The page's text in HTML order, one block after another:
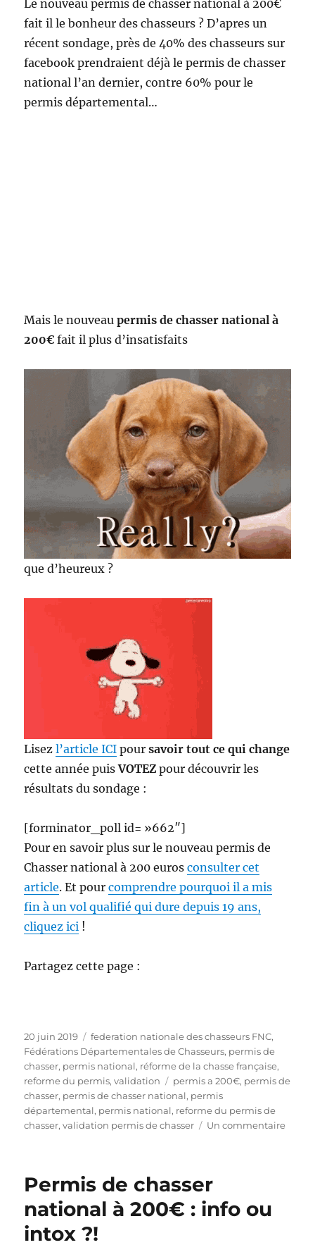
o
n
e
Le nouveau permis de chasser national à 200€
fait il le bonheur des chasseurs ? D’apres un
récent sondage, près de 40% des chasseurs sur
facebook prendraient déjà le permis de chasser
national l’an dernier, contre 60% pour le
permis départemental…
Mais le nouveaupermis de chasser national à
200€ fait il plus d’insatisfaits
que d’heureux ?
Lisezl’article ICI poursavoir tout ce qui change
cette année puisVOTEZ pour découvrir les
résultats du sondage :
[forminator_poll id= »662″]
Pour en savoir plus sur le nouveau permis de
Chasser national à 200 eurosconsulter cet
article. Et pourcomprendre pourquoi il a mis
fin à un vol qualifié qui dure depuis 19 ans,
cliquez ici !
Partagez cette page :
P
u
b
l
i
é
l
20 juin 2019
C
a
t
é
g
o
r
federation nationale des chasseurs FNC,
Fédérations Départementales de Chasseurs, permis de
chasser, permis national, réforme de la chasse française,
reforme du permis,validation
É
t
i
q
t
s
permis a 200€, permis de
chasser, permis de chasser national, permis
départemental, permis national, reforme du permis de
chasser,validation permis de chasser Un commentaires
Permis de chasser
national à 200€ : info ou
intox ?!